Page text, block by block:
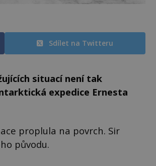
Sdílet na Twitteru
situací není tak
expedice Ernesta
proplula na povrch. Sir
původu.